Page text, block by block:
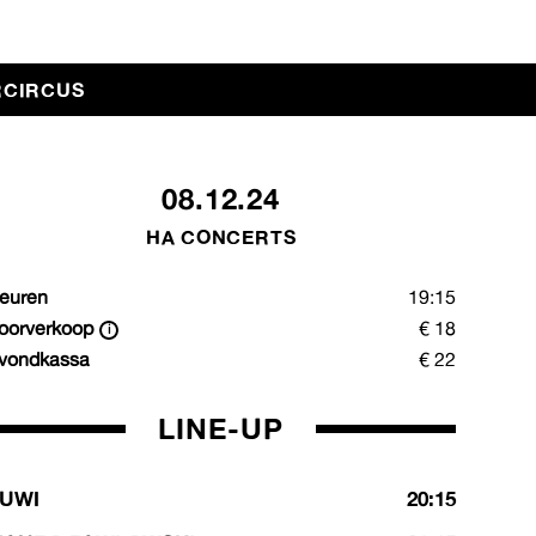
08.12.24
HA CONCERTS
19:15
€ 18
€ 22
LINE-UP
20:15